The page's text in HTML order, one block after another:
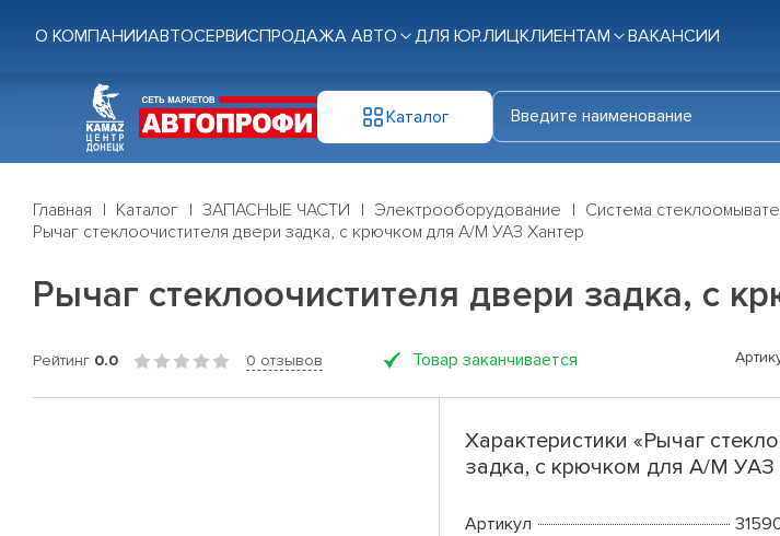
О КОМПАНИИАВТОСЕРВИСПРОДАЖА АВТО ДЛЯ ЮР.ЛИЦКЛИЕНТАМ ВАКАНСИИ
Каталог
Главная Каталог ЗАПАСНЫЕ ЧАСТИ Электрооборудование
Система
Рычаг стеклоочистителя двери задка, с крючком для А/М УАЗ Хантер
Рычаг стеклоочистителя двери задка, с
Рейтинг 0.0 0 отзывов Товар заканчивается
Характеристики «Рычаг
задка, с крючком для А/М УАЗ
Артикул